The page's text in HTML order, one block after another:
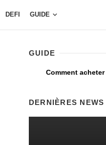
DEFI GUIDE
GUIDE
Comment
DERNIÈRES NEWS